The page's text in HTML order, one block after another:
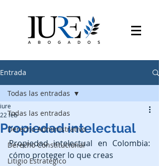
Entrada
Todas las entradas
Derecho Administrativo
Derecho Constitucional
Litigio Estratégico
Todas las entradas
Propiedad intelectual
iure
22 feb
Propiedad intelectual en Colombia:
cómo proteger lo que creas